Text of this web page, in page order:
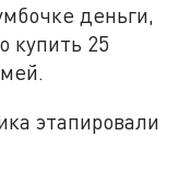
деньги,
купить 25
этапировали